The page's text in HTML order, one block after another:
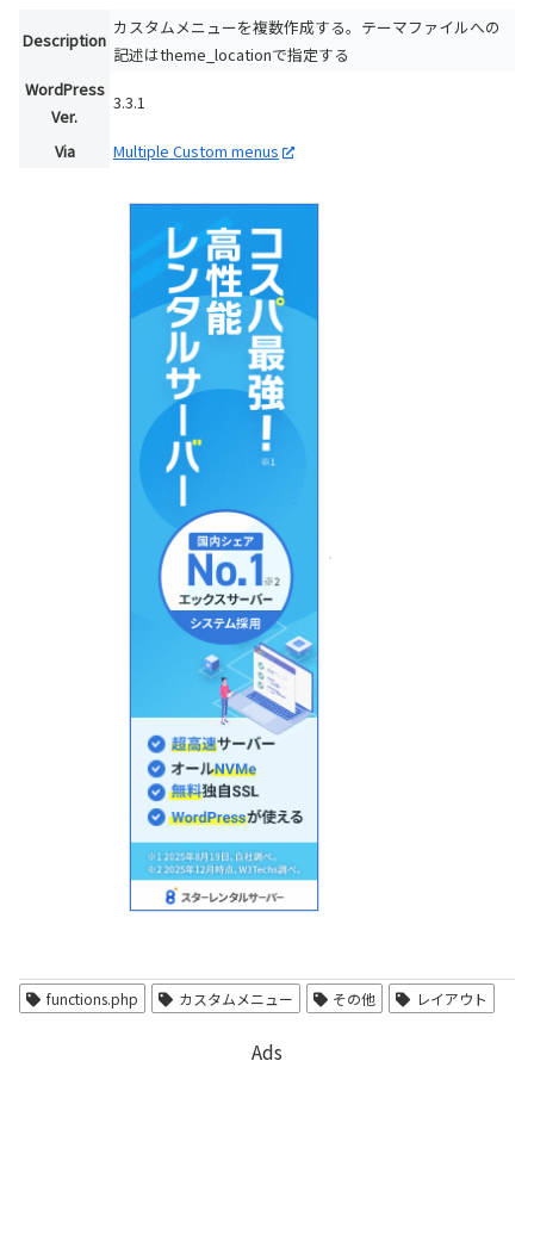
Description
カスタムメニューを複数作成する。テーマファイルへの
記述はtheme_locationで指定する
WordPress
Ver.
3.3.1
Via Multiple Custom menus
functions.php カスタムメニュー その他 レイアウト
Ads